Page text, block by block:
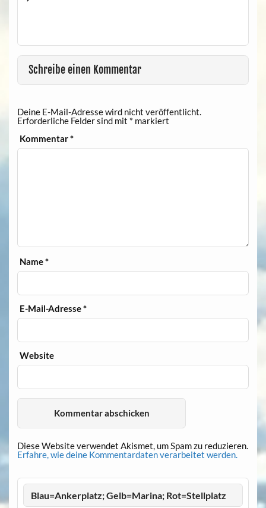
Schreibe einen Kommentar
Deine E-Mail-Adresse wird nicht veröffentlicht.
Erforderliche Felder sind mit * markiert
Kommentar*
Name*
E-Mail-Adresse*
Website
Diese Website verwendet Akismet, um Spam zu reduzieren.
Erfahre, wie deine Kommentardaten verarbeitet werden.
Blau=Ankerplatz; Gelb=Marina; Rot=Stellplatz